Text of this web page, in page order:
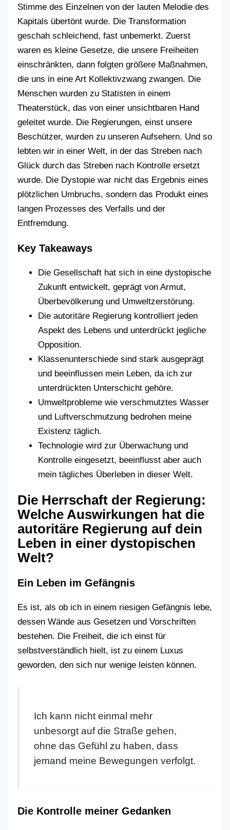
Stimme des Einzelnen von der lauten Melodie des
Kapitals übertönt wurde. Die Transformation
geschah schleichend, fast unbemerkt. Zuerst
waren es kleine Gesetze, die unsere Freiheiten
einschränkten, dann folgten größere Maßnahmen,
die uns in eine Art Kollektivzwang zwangen. Die
Menschen wurden zu Statisten in einem
Theaterstück, das von einer unsichtbaren Hand
geleitet wurde. Die Regierungen, einst unsere
Beschützer, wurden zu unseren Aufsehern. Und so
lebten wir in einer Welt, in der das Streben nach
Glück durch das Streben nach Kontrolle ersetzt
wurde. Die Dystopie war nicht das Ergebnis eines
plötzlichen Umbruchs, sondern das Produkt eines
langen Prozesses des Verfalls und der
Entfremdung.
Key Takeaways
Die Gesellschaft hat sich in eine dystopische
Zukunft entwickelt, geprägt von Armut,
Überbevölkerung und Umweltzerstörung.
Die autoritäre Regierung kontrolliert jeden
Aspekt des Lebens und unterdrückt jegliche
Opposition.
Klassenunterschiede sind stark ausgeprägt
und beeinflussen mein Leben, da ich zur
unterdrückten Unterschicht gehöre.
Umweltprobleme wie verschmutztes Wasser
und Luftverschmutzung bedrohen meine
Existenz täglich.
Technologie wird zur Überwachung und
Kontrolle eingesetzt, beeinflusst aber auch
mein tägliches Überleben in dieser Welt.
Die Herrschaft der Regierung:
Welche Auswirkungen hat die
autoritäre Regierung auf dein
Leben in einer dystopischen
Welt?
Ein Leben im Gefängnis
Es ist, als ob ich in einem riesigen Gefängnis lebe,
dessen Wände aus Gesetzen und Vorschriften
bestehen. Die Freiheit, die ich einst für
selbstverständlich hielt, ist zu einem Luxus
geworden, den sich nur wenige leisten können.
Ich kann nicht einmal mehr
unbesorgt auf die Straße gehen,
ohne das Gefühl zu haben, dass
jemand meine Bewegungen verfolgt.
Die Kontrolle meiner Gedanken